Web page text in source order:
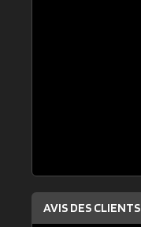
AVIS DES CLIENTS